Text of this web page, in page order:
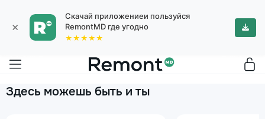
×
Скачай приложениеи пользуйся
RemontMD где угодно
★★★★★
Здесь можешь быть и ты